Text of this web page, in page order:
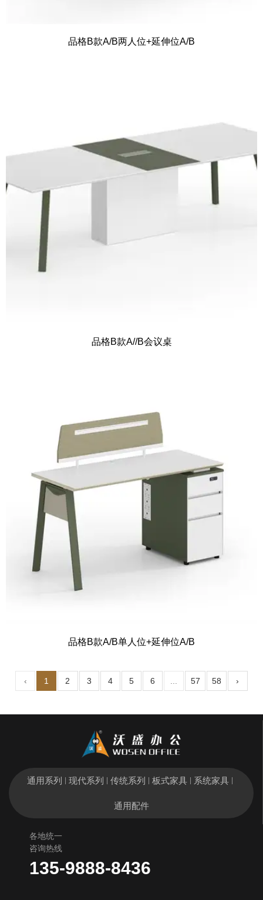
品格B款A/B两人位+延伸位A/B
品格B款A//B会议桌
品格B款A/B单人位+延伸位A/B
‹ 1 2 3 4 5 6 ... 57 58 ›
通用系列 现代系列 传统系列 板式家具 系统家具
通用配件
各地统一
咨询热线
135-9888-8436